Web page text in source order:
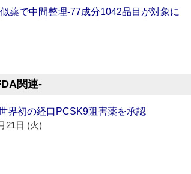
薬で中間整理‐77成分1042品目が対象に
関連‐
界初の経口PCSK9阻害薬を承認
21日 (火)